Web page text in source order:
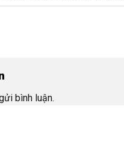
bình luận.